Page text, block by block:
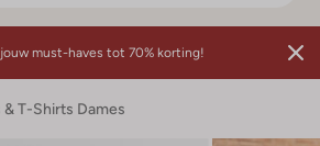
jouw must-haves tot 70% korting!
& T-Shirts Dames